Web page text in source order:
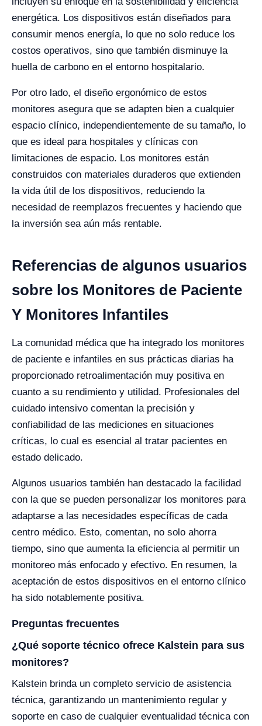
energética. Los dispositivos están diseñados para
consumir menos energía, lo que no solo reduce los
costos operativos, sino que también disminuye la
huella de carbono en el entorno hospitalario.
Por otro lado, el diseño ergonómico de estos
monitores asegura que se adapten bien a cualquier
espacio clínico, independientemente de su tamaño, lo
que es ideal para hospitales y clínicas con
limitaciones de espacio. Los monitores están
construidos con materiales duraderos que extienden
la vida útil de los dispositivos, reduciendo la
necesidad de reemplazos frecuentes y haciendo que
la inversión sea aún más rentable.
Referencias de algunos usuarios
sobre los Monitores de Paciente
Y Monitores Infantiles
La comunidad médica que ha integrado los monitores
de paciente e infantiles en sus prácticas diarias ha
proporcionado retroalimentación muy positiva en
cuanto a su rendimiento y utilidad. Profesionales del
cuidado intensivo comentan la precisión y
confiabilidad de las mediciones en situaciones
críticas, lo cual es esencial al tratar pacientes en
estado delicado.
Algunos usuarios también han destacado la facilidad
con la que se pueden personalizar los monitores para
adaptarse a las necesidades específicas de cada
centro médico. Esto, comentan, no solo ahorra
tiempo, sino que aumenta la eficiencia al permitir un
monitoreo más enfocado y efectivo. En resumen, la
aceptación de estos dispositivos en el entorno clínico
ha sido notablemente positiva.
Preguntas frecuentes
¿Qué soporte técnico ofrece Kalstein para sus
monitores?
Kalstein brinda un completo servicio de asistencia
técnica, garantizando un mantenimiento regular y
soporte en caso de cualquier eventualidad técnica con